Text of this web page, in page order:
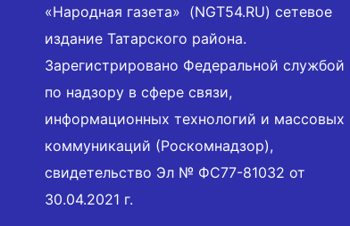
«Народная газета» (NGT54.RU) сетевое
издание Татарского района.
Зарегистрировано Федеральной службой
по надзору в сфере связи,
информационных технологий и массовых
коммуникаций (Роскомнадзор),
свидетельство Эл № ФС77-81032 от
30.04.2021 г.